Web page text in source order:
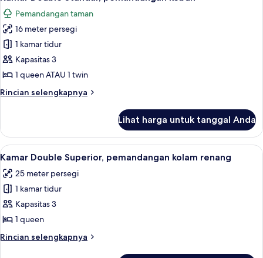
semua
foto
untuk
Kamar
Double
Standar,
kebun
Pemandangan taman
16 meter persegi
1 kamar tidur
Kapasitas 3
1 queen ATAU 1 twin
Rincian selengkapnya
Rincian
Kamar
Double
Standar,
kebun
Lihat harga untuk tanggal Anda
Lihat
semua
foto
untuk
Kamar
Double
Superior,
pemandangan
Kamar Double Superior,
11
Kamar Double Superior, pemandangan kolam renang
25 meter persegi
1 kamar tidur
Kapasitas 3
1 queen
Rincian selengkapnya
Rincian